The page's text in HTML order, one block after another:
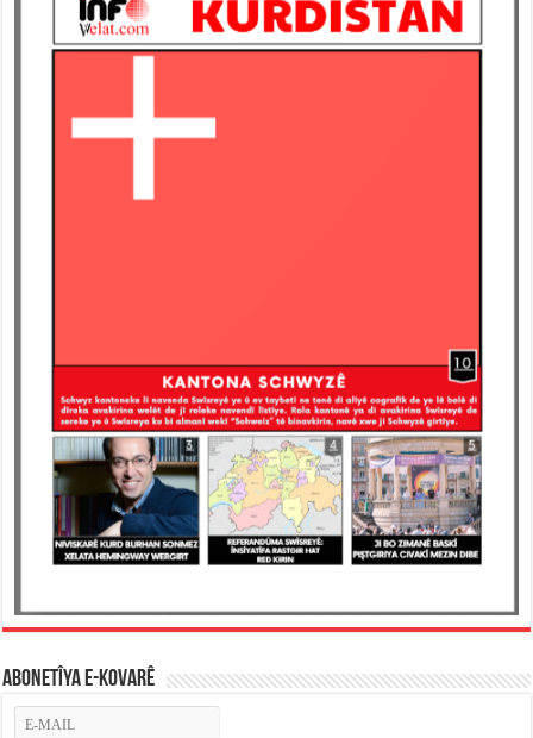
ABONETÎYA E-KOVARÊ